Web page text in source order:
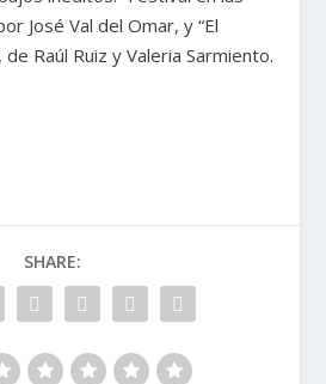
José Val del Omar, y “El
Raúl Ruiz y Valeria Sarmiento.
SHARE: